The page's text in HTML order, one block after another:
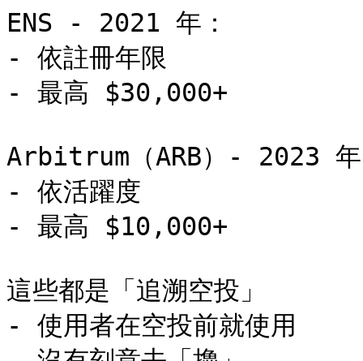
ENS - 2021 年：
- 依註冊年限
- 最高 $30,000+
Arbitrum（ARB）- 2023
- 依活躍度
- 最高 $10,000+
這些都是「追溯空投」
- 使用者在空投前就使用